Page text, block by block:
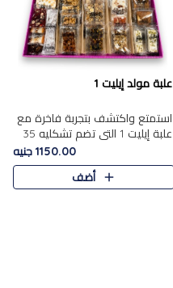
علبة مولد إيليت 1
استمتع واكتشف بتجربة فاخرة مع
علبة إيليت 1 التي تضم تشكليه 35
قطعة من أرقى حلويات المولد
المصري الأصيلة ,معروضة بشكل
جميل في علبة أنيقة ، في..
1150.00 جنيه
أضف